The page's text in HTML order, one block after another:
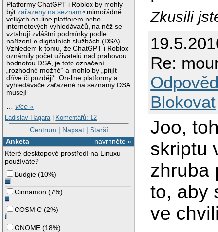
Platformy ChatGPT i Roblox by mohly
býtzařazeny na seznam
mimořádně
velkých on-line platforem nebo
internetových vyhledávačů, na něž se
vztahují zvláštní podmínky podle
nařízení o digitálních službách (DSA).
Vzhledem k tomu, že ChatGPT i Roblox
oznámily počet uživatelů nad prahovou
hodnotou DSA, je toto označení
„rozhodně možné“ a mohlo by „přijít
dříve či později“. On-line platformy a
vyhledávače zařazené na seznamy DSA
musejí
…více »
Ladislav Hagara | Komentářů: 12
Centrum | Napsat| Starší
navrhněte »
Anketa
Které desktopové prostředí na Linuxu
používáte?
Budgie (10%)
Cinnamon (7%)
COSMIC (2%)
GNOME (18%)
Zkusili
Re:
Blokovat
Joo,
skriptu
zhruba
to, aby
ve